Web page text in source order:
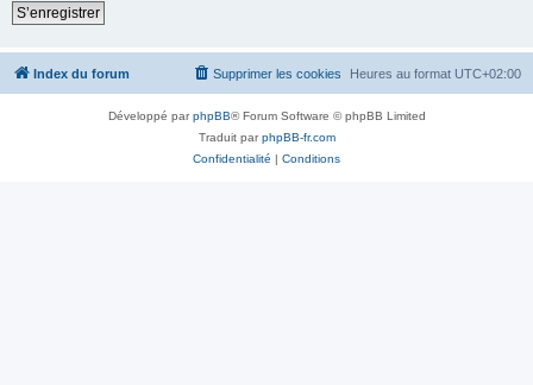
S’enregistrer
Index du forum Heures au format UTC+02:00
Supprimer les cookies
Développé parphpBB® Forum Software © phpBB Limited
Traduit parphpBB-fr.com
Confidentialité | Conditions